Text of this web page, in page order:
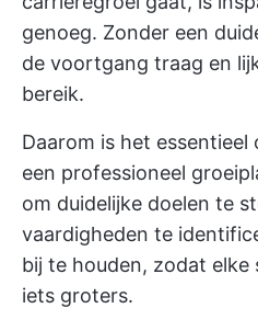
genoeg. Zonder een
de voortgang traag en
bereik.
Daarom is het
een professioneel
om duidelijke doelen te
vaardigheden te
bij te houden, zodat
iets groters.